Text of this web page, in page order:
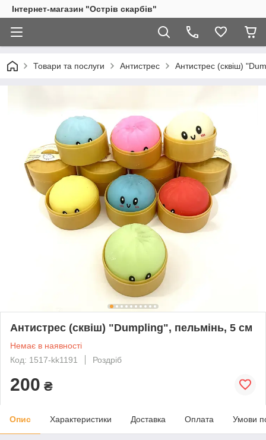
Інтернет-магазин "Острів скарбів"
Товари та послуги Антистрес Антистрес (сквіш)
Антистрес (сквіш) "Dumpling", пельмінь, 5 см
Немає в наявності
Код: 1517-kk1191
Роздріб
200 ₴
Опис Характеристики Доставка Оплата Умови